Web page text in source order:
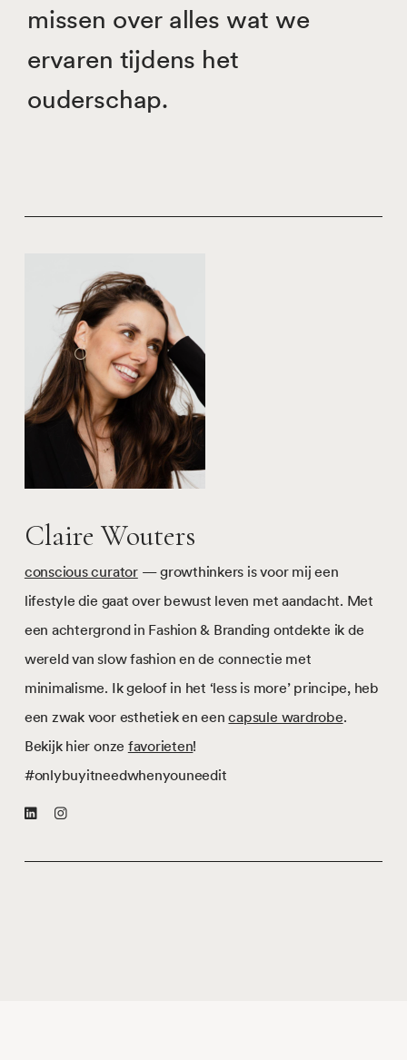
missen over alles wat we
ervaren tijdens het
ouderschap.
Claire Wouters
conscious curator— growthinkers is voor mij een
lifestyle die gaat over bewust leven met aandacht. Met
een achtergrond in Fashion & Branding ontdekte ik de
wereld van slow fashion en de connectie met
minimalisme. Ik geloof in het ‘less is more’ principe, heb
een zwak voor esthetiek en eencapsule wardrobe.
Bekijk hier onze favorieten!
#onlybuyitneedwhenyouneedit